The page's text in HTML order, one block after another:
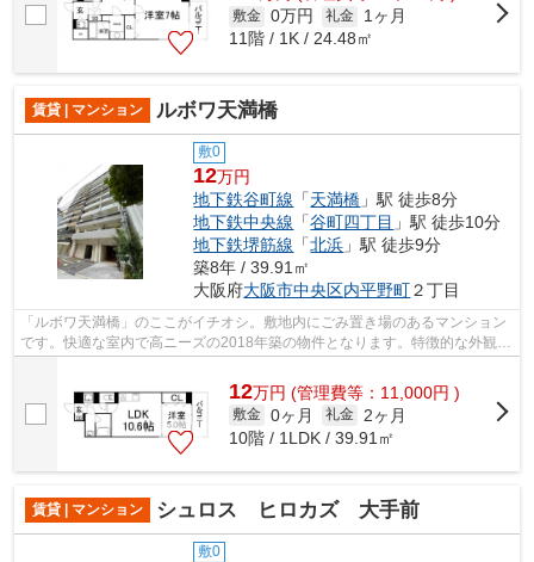
敷金 0万円 礼金
1ヶ月
11階 / 1K / 24.48㎡
賃貸 | マンション ルボワ天満橋
敷0
12万円
地下鉄谷町線 「天満橋 」駅 徒歩8分
地下鉄中央線 「谷町四丁目 」駅 徒歩10分
地下鉄堺筋線 「北浜 」駅 徒歩9分
築8年 / 39.91㎡
大阪府大阪市中央区内平野町２丁目
「ルボワ天満橋」のここがイチオシ。敷地内にごみ置き場のあるマンション
です。快適な室内で高ニーズの2018年築の物件となります。特徴的な外観と
12万円 (管理費等：11,000円 )
敷金 0ヶ月 礼金
2ヶ月
10階 / 1LDK / 39.91㎡
賃貸 | マンション シュロス ヒロカズ 大手前
敷0